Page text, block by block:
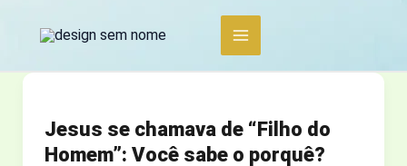
conteúdo
Jesus se chamava de “Filho do
Homem”: Você sabe o porquê?